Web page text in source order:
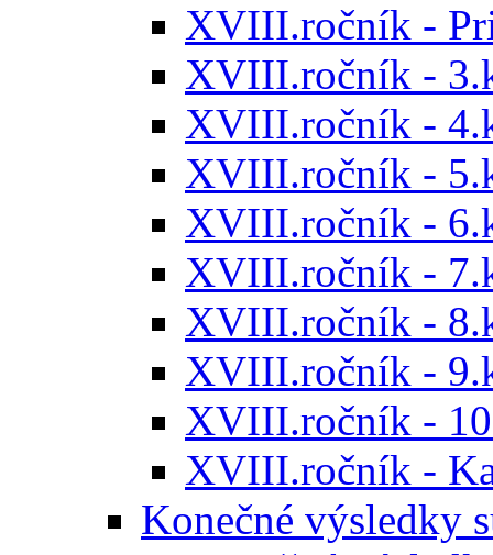
XVIII.ročník -
XVIII.ročník -
XVIII.ročník -
XVIII.ročník -
XVIII.ročník -
XVIII.ročník -
XVIII.ročník -
XVIII.ročník -
XVIII.ročník -
XVIII.ročník -
Konečné výsledky